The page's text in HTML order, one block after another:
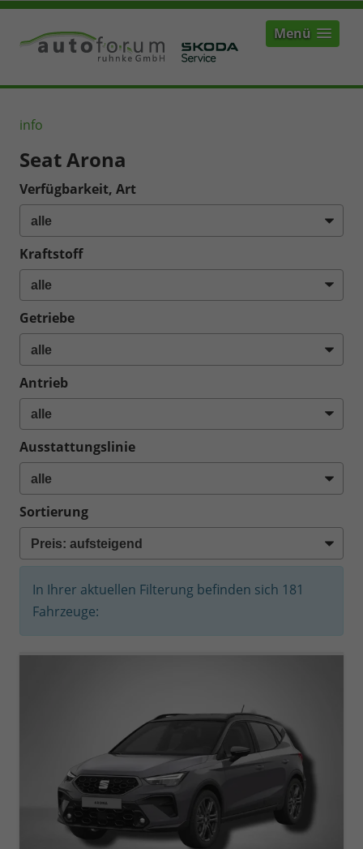
Menü
info
Seat Arona
Verfügbarkeit, Art
Kraftstoff
Getriebe
Antrieb
Ausstattungslinie
Sortierung
In Ihrer aktuellen Filterung befinden sich 181
Fahrzeuge: